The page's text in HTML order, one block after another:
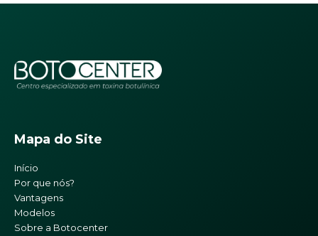
Mapa do Site
Início
Por que nós?
Vantagens
Modelos
Sobre a Botocenter